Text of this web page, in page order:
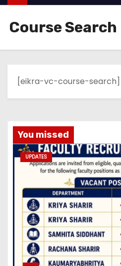
Course Search
[eikra-vc-course-search]
You missed
UPDATES